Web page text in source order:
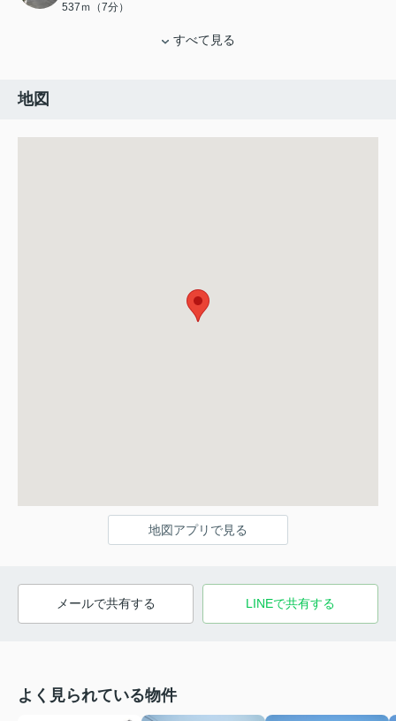
537ｍ（7分）
すべて見る
地図
地図アプリで見る
メールで共有する LINEで共有する
よく見られている物件